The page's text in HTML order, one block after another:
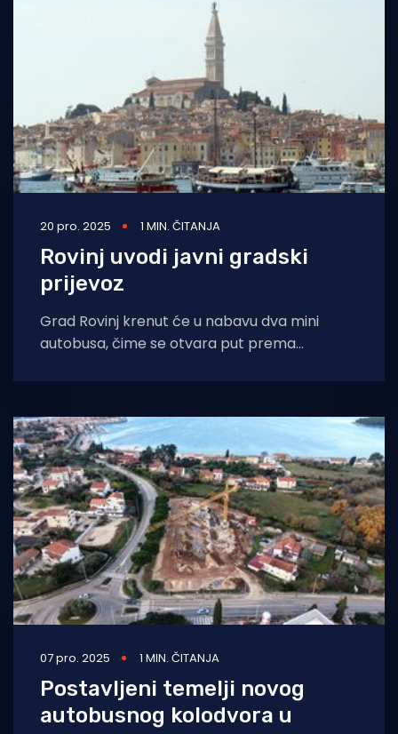
20 pro. 2025 1 MIN. ČITANJA
Rovinj uvodi javni gradski
prijevoz
Grad Rovinj krenut će u nabavu dva mini
autobusa, čime se otvara put prema
javnog
07 pro. 2025 1 MIN. ČITANJA
Postavljeni temelji novog
autobusnog kolodvora u